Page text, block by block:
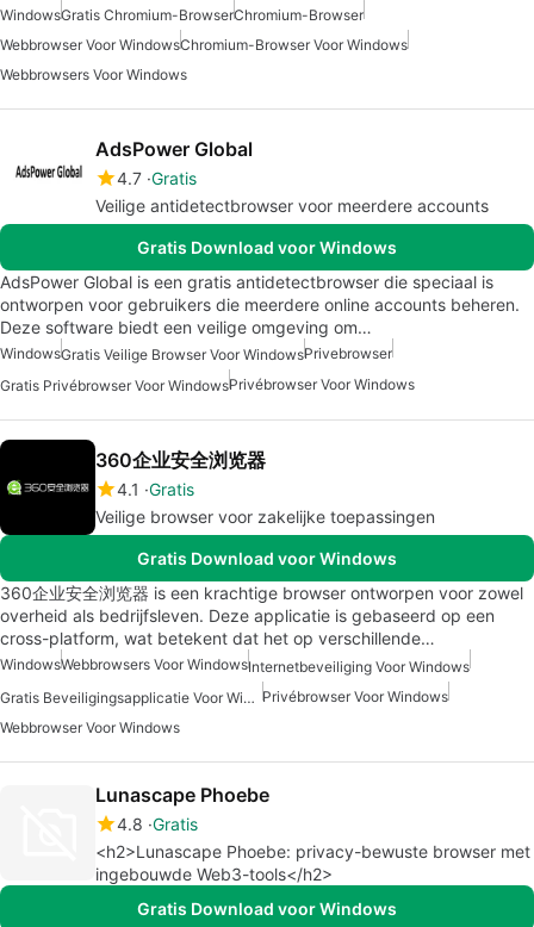
WindowsGratis Chromium-BrowserChromium-Browser
Webbrowser Voor WindowsChromium-Browser Voor Windows
Webbrowsers Voor Windows
AdsPower Global
4.7 Gratis
Veilige antidetectbrowser voor meerdere accounts
Gratis Download voor Windows
AdsPower Global is een gratis antidetectbrowser die speciaal is
ontworpen voor gebruikers die meerdere online accounts beheren.
Deze software biedt een veilige omgeving om…
WindowsGratis Veilige Browser Voor WindowsPrivebrowser
Gratis Privébrowser Voor WindowsPrivébrowser Voor Windows
360企业安全浏览器
4.1 Gratis
Veilige browser voor zakelijke toepassingen
Gratis Download voor Windows
360企业安全浏览器 is een krachtige browser ontworpen voor zowel
overheid als bedrijfsleven. Deze applicatie is gebaseerd op een
cross-platform, wat betekent dat het op verschillende…
WindowsWebbrowsers Voor WindowsInternetbeveiliging Voor Windows
Gratis Beveiligingsapplicatie Voor Windows Privébrowser Voor Windows
Webbrowser Voor Windows
Lunascape Phoebe
4.8 Gratis
<h2>Lunascape Phoebe: privacy-bewuste browser met
ingebouwde Web3-tools</h2>
Gratis Download voor Windows